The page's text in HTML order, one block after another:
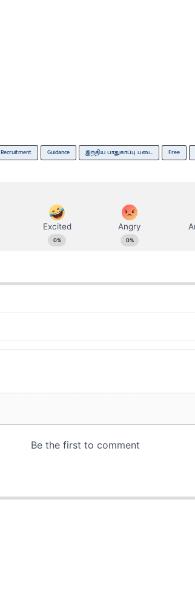
Recruitment Guidance இந்திய பாதுகாப்பு படை Free